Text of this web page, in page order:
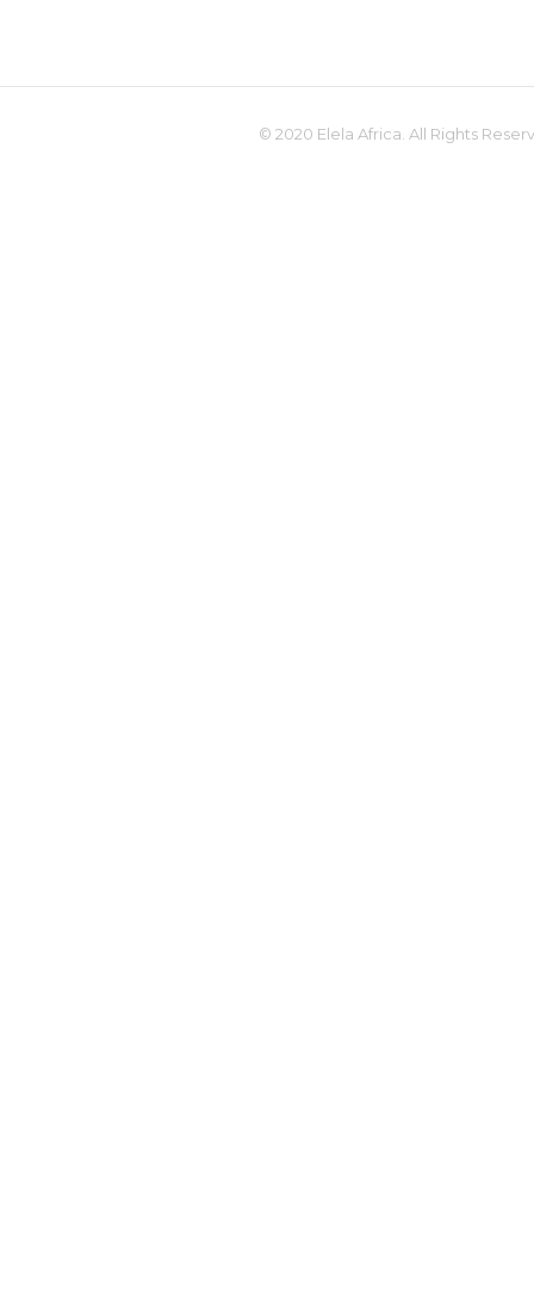
© 2020 Elela Africa. All Rights